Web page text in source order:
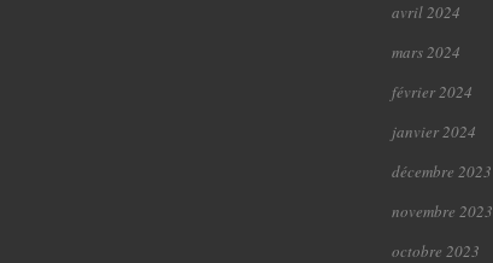
avril 2024
mars 2024
février 2024
janvier 2024
décembre 2023
novembre 2023
octobre 2023